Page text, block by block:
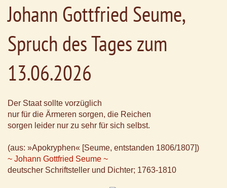
Johann Gottfried Seume,
Spruch des Tages zum
13.06.2026
Der Staat sollte vorzüglich
nur für die Ärmeren sorgen, die Reichen
sorgen leider nur zu sehr für sich selbst.
(aus: »Apokryphen« [Seume, entstanden 1806/1807])
~ Johann Gottfried Seume ~
deutscher Schriftsteller und Dichter; 1763-1810